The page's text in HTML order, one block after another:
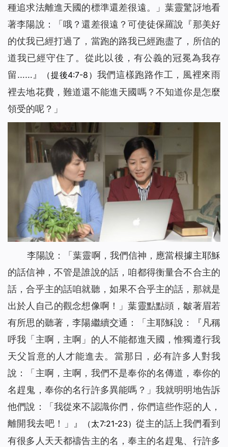
種追求法離進天國的標準還差很遠。」葉靈驚訝地看
著李陽說：「哦？還差很遠？可使徒保羅說『那美好
的仗我已經打過了，當跑的路我已經跑盡了，所信的
道我已經守住了。從此以後，有公義的冠冕為我存
留……』
（提後4:7-8） 我們這樣跑路作工，風裡來雨
裡去地花費，難道還不能進天國嗎？不知道你是怎麼
領受的呢？」
李陽說：「葉靈啊，我們信神，應當根據主耶穌
的話信神，不管是誰說的話，咱都得衡量合不合主的
話，合乎主的話咱就聽，如果不合乎主的話，那就是
出於人自己的觀念想像啊！」葉靈點點頭，皺著眉若
有所思的聽著，李陽繼續交通：「主耶穌說：『 凡稱
呼我「主啊，主啊」的人不能都進天國，惟獨遵行我
天父旨意的人才能進去。當那日，必有許多人對我
說：「主啊，主啊，我們不是奉你的名傳道，奉你的
名趕鬼，奉你的名行許多異能嗎？」我就明明地告訴
他們說：「我從來不認識你們，你們這些作惡的人，
離開我去吧！」
』 （太7:21-23）從主的話上我們看到
有很多人天天都禱告主的名，奉主的名趕鬼、行許多